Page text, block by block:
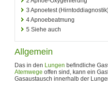
3 Apnoetest
4Apnoebeatmung
5 Siehe auch
Allgemein
Das in den Lungen befindliche
Atemwege offen sind, kann ein
Gasaustausch innerhalb der